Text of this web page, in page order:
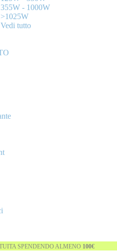
355W - 1000W
>1025W
Vedi tutto
SPENDENDO ALMENO 100€